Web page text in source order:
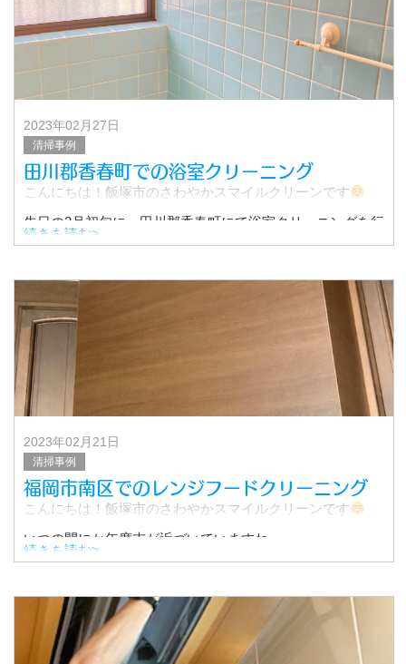
2023年02月27日
清掃事例
田川郡香春町での浴室クリーニング
こんにちは！飯塚市のさわやかスマイルクリーンです
先日の2月初旬に、田川郡香春町にて浴室クリーニングを行
いました。
お客様のご要望は、築30年の
続きを読む>
2023年02月21日
清掃事例
福岡市南区でのレンジフードクリーニング
こんにちは！飯塚市のさわやかスマイルクリーンです
いつの間にか年度末が近づいていますね。
引っ越しを準備されている方や、入退去者を控えている大
続きを読む>